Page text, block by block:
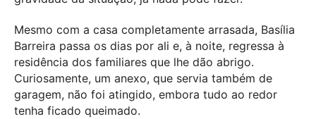
Mesmo com a casa completamente arrasada, Basília
Barreira passa os dias por ali e, à noite, regressa à
residência dos familiares que lhe dão abrigo.
Curiosamente, um anexo, que servia também de
garagem, não foi atingido, embora tudo ao redor
tenha ficado queimado.